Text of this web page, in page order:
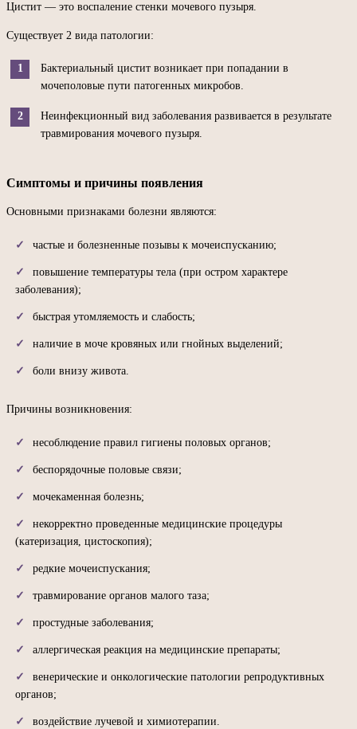
Цистит — это воспаление стенки мочевого пузыря.
Существует 2 вида патологии:
Бактериальный цистит возникает при попадании в
мочеполовые пути патогенных микробов.
Неинфекционный вид заболевания развивается в результате
травмирования мочевого пузыря.
Симптомы и причины появления
Основными признаками болезни являются:
частые и болезненные позывы к мочеиспусканию;
повышение температуры тела (при остром характере
заболевания);
быстрая утомляемость и слабость;
наличие в моче кровяных или гнойных выделений;
боли внизу живота.
Причины возникновения:
несоблюдение правил гигиены половых органов;
беспорядочные половые связи;
мочекаменная болезнь;
некорректно проведенные медицинские процедуры
(катеризация, цистоскопия);
редкие мочеиспускания;
травмирование органов малого таза;
простудные заболевания;
аллергическая реакция на медицинские препараты;
венерические и онкологические патологии репродуктивных
органов;
воздействие лучевой и химиотерапии.